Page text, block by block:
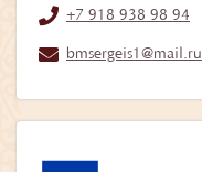
+7 918 938 98 94
bmsergeis1@mail.ru